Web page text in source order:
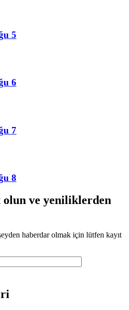
5
6
7
8
olun ve yeniliklerden
haberdar olmak için lütfen kayıt